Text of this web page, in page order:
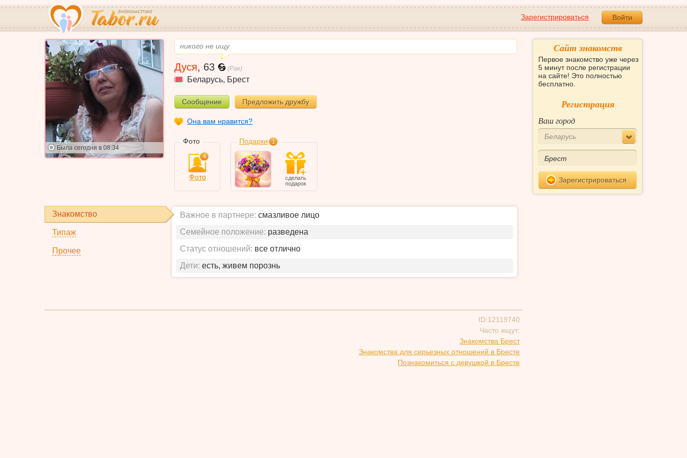
Зарегистрироваться Войти
никого не ищу
Была сегодня в 08:34
Дуся, 63 (Рак)
Беларусь, Брест
Сообщение Предложить дружбу
Она вам нравится?
Фото
4
Фото
Подарки 1
сделать
подарок
Знакомство
Типаж
Прочее
Важное в партнере: смазливое лицо
Семейное положение: разведена
Статус отношений: все отлично
Дети: есть, живем порознь
ID:12119740
Часто ищут:
Знакомства Брест
Знакомства для серьезных отношений в Бресте
Познакомиться с девушкой в Бресте
Сайт знакомств
Первое знакомство уже через
5 минут после регистрации
на сайте! Это полностью
бесплатно.
Регистрация
Ваш город
Беларусь
Зарегистрироваться